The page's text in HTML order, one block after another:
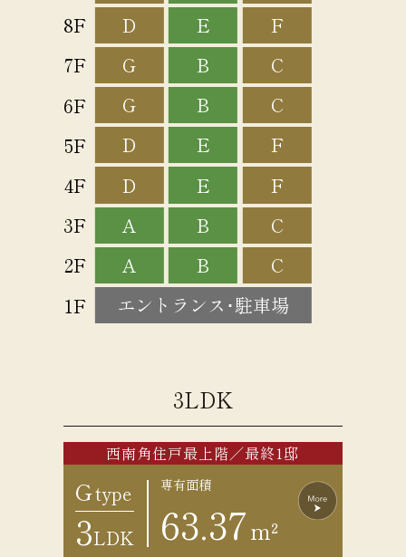
8F
D E
F
7F
G B
C
6F
G B
C
5F
D E
F
4F
D E
F
3F
A B
C
2F
A B
C
1F
エントランス･駐車場
3LDK
西南角住戸最上階／最終1邸
Gtype
3LDK
専有面積
63.37m²